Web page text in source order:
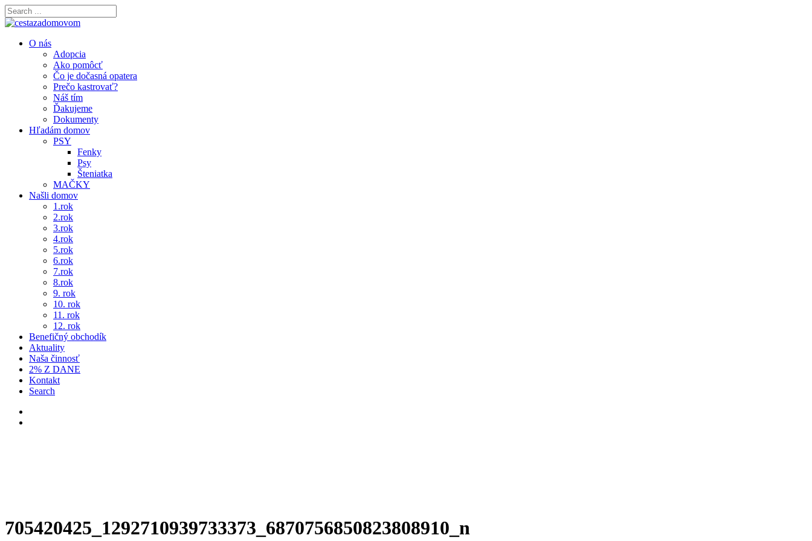
O nás
Adopcia
Ako pomôcť
Čo je dočasná opatera
Prečo kastrovať?
Náš tím
Ďakujeme
Dokumenty
Hľadám domov
PSY
Fenky
Psy
Šteniatka
MAČKY
Našli domov
1.rok
2.rok
3.rok
4.rok
5.rok
6.rok
7.rok
8.rok
9. rok
10. rok
11. rok
12. rok
Benefičný obchodík
Aktuality
Naša činnosť
2% Z DANE
Kontakt
Search
705420425_1292710939733373_6870756850823808910_n